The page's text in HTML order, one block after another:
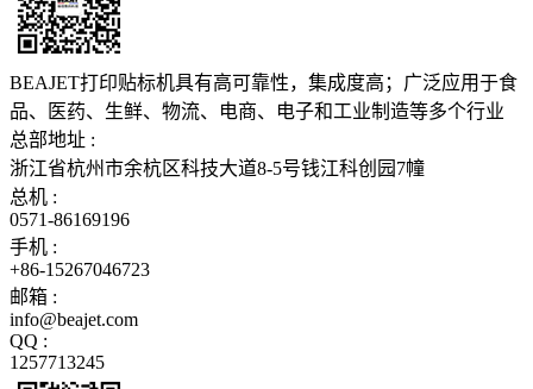
BEAJET打印贴标机具有高可靠性，集成度高；广泛应用于食
品、医药、生鲜、物流、电商、电子和工业制造等多个行业
总部地址 :
浙江省杭州市余杭区科技大道8-5号钱江科创园7幢
总机 :
0571-86169196
手机 :
+86-15267046723
邮箱 :
info@beajet.com
QQ :
1257713245